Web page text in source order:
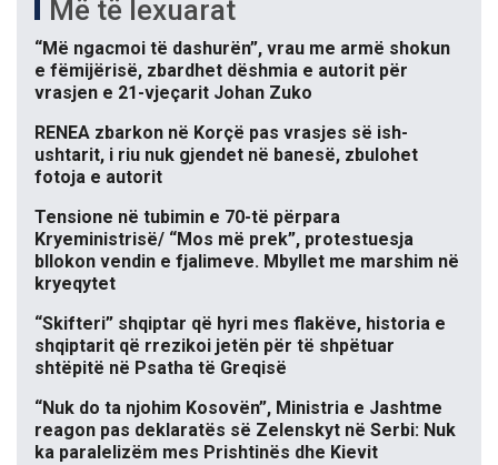
Më të lexuarat
“Më ngacmoi të dashurën”, vrau me armë shokun
e fëmijërisë, zbardhet dëshmia e autorit për
vrasjen e 21-vjeçarit Johan Zuko
RENEA zbarkon në Korçë pas vrasjes së ish-
ushtarit, i riu nuk gjendet në banesë, zbulohet
fotoja e autorit
Tensione në tubimin e 70-të përpara
Kryeministrisë/ “Mos më prek”, protestuesja
bllokon vendin e fjalimeve. Mbyllet me marshim në
kryeqytet
“Skifteri” shqiptar që hyri mes flakëve, historia e
shqiptarit që rrezikoi jetën për të shpëtuar
shtëpitë në Psatha të Greqisë
“Nuk do ta njohim Kosovën”, Ministria e Jashtme
reagon pas deklaratës së Zelenskyt në Serbi: Nuk
ka paralelizëm mes Prishtinës dhe Kievit